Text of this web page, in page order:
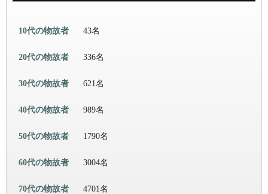
10代の物故者 43名
20代の物故者 336名
30代の物故者 621名
40代の物故者 989名
50代の物故者 1790名
60代の物故者 3004名
70代の物故者 4701名